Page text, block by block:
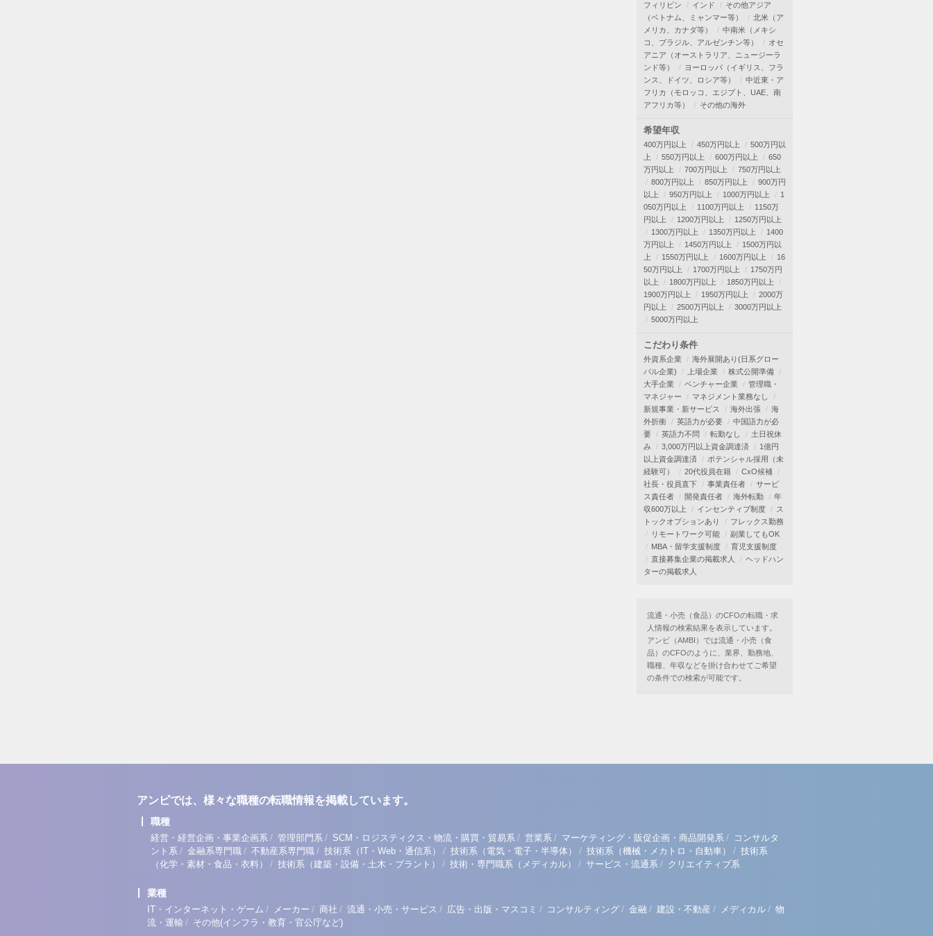
フィリピン
インド
その他アジア
（ベトナム、ミャンマー等）
北米（ア
メリカ、カナダ等）
中南米（メキシ
コ、ブラジル、アルゼンチン等）
オセ
アニア（オーストラリア、ニュージーラ
ンド等）
ヨーロッパ（イギリス、フラ
ンス、ドイツ、ロシア等）
中近東・ア
フリカ（モロッコ、エジプト、UAE、南
アフリカ等）
その他の海外
希望年収
400万円以上 450万円以上
500万円以
上
550万円以上 600万円以上
650
万円以上
700万円以上
750万円以上
800万円以上
850万円以上
900万円
以上
950万円以上 1000万円以上
1
050万円以上
1100万円以上
1150万
円以上
1200万円以上
1250万円以上
1300万円以上
1350万円以上
1400
万円以上
1450万円以上
1500万円以
上
1550万円以上 1600万円以上
16
50万円以上
1700万円以上
1750万円
以上
1800万円以上
1850万円以上
1900万円以上
1950万円以上
2000万
円以上
2500万円以上
3000万円以上
5000万円以上
こだわり条件
外資系企業
海外展開あり(日系グロー
バル企業)
上場企業
株式公開準備
大手企業
ベンチャー企業
管理職・
マネジャー
マネジメント業務なし
新規事業・新サービス
海外出張
海
外折衝
英語力が必要
中国語力が必
要
英語力不問 転勤なし
土日祝休
み
3,000万円以上資金調達済
1億円
以上資金調達済
ポテンシャル採用（未
経験可）
20代役員在籍
CxO候補
社長・役員直下
事業責任者
サービ
ス責任者
開発責任者 海外転勤
年
収600万以上
インセンティブ制度
ス
トックオプションあり
フレックス勤務
リモートワーク可能
副業してもOK
MBA・留学支援制度
育児支援制度
直接募集企業の掲載求人
ヘッドハン
ターの掲載求人
流通・小売（食品）のCFOの転職・求
人情報の検索結果を表示しています。
アンビ（AMBI）では流通・小売（食
品）のCFOのように、業界、勤務地、
職種、年収などを掛け合わせてご希望
の条件での検索が可能です。
アンビでは、様々な職種の転職情報を掲載しています。
職種
経営・経営企画・事業企画系 / 管理部門系 / SCM・ロジスティクス・物流・購買・貿易系 / 営業系 / マーケティング・販促企画・商品開発系 / コンサルタ
ント系 / 金融系専門職 / 不動産系専門職 / 技術系（IT・Web・通信系） / 技術系（電気・電子・半導体） / 技術系（機械・メカトロ・自動車） / 技術系
（化学・素材・食品・衣料）
/ 技術系（建築・設備・土木・プラント） / 技術・専門職系（メディカル） / サービス・流通系 / クリエイティブ系
業種
IT・インターネット・ゲーム / メーカー / 商社 / 流通・小売・サービス / 広告・出版・マスコミ / コンサルティング / 金融 / 建設・不動産 / メディカル / 物
流・運輸 / その他(インフラ・教育・官公庁など)